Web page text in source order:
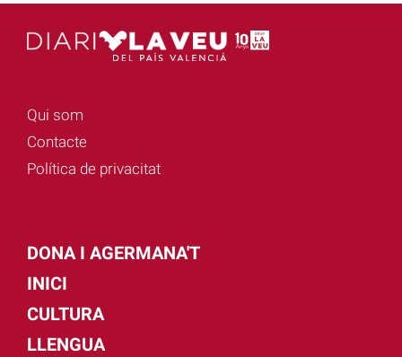
Qui som
Contacte
Política de privacitat
DONA I AGERMANA'T
INICI
CULTURA
LLENGUA